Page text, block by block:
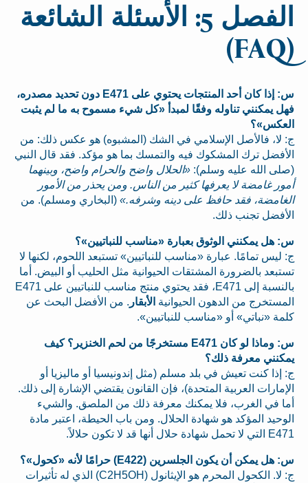
الفصل 5: الأسئلة الشائعة
(FAQ)
س: إذا كان أحد المنتجات يحتوي على E471 دون تحديد مصدره،
فهل يمكنني تناوله وفقًا لمبدأ «كل شيء مسموح به ما لم يثبت
العكس»؟
ج: لا، فالأصل الإسلامي في الشك (المشبوه) هو عكس ذلك: من
الأفضل ترك المشكوك فيه والتمسك بما هو مؤكد. فقد قال النبي
(صلى الله عليه وسلم): «الحلال واضح والحرام واضح، وبينهما
أمور غامضة لا يعرفها كثير من الناس. ومن يحذر من الأمور
الغامضة، فقد حافظ على دينه وشرفه.» (البخاري ومسلم). من
الأفضل تجنب ذلك.
س: هل يمكنني الوثوق بعبارة «مناسب للنباتيين»؟
ج: ليس تمامًا. عبارة «مناسب للنباتيين» تستبعد اللحوم، لكنها لا
تستبعد بالضرورة المشتقات الحيوانية مثل الحليب أو البيض. أما
بالنسبة إلى E471، فقد يحتوي منتج مناسب للنباتيين على E471
المستخرج من الدهون الحيوانية الأبقار . من الأفضل البحث عن
كلمة «نباتي» أو «مناسب للنباتيين».
س: وماذا لو كان E471 مستخرجًا من لحم الخنزير؟ كيف
يمكنني معرفة ذلك؟
ج: إذا كنت تعيش في بلد مسلم (مثل إندونيسيا أو ماليزيا أو
الإمارات العربية المتحدة)، فإن القانون يقتضي الإشارة إلى ذلك.
أما في الغرب، فلا يمكنك معرفة ذلك من الملصق. والشيء
الوحيد المؤكد هو شهادة الحلال. ومن باب الحيطة، اعتبر مادة
E471 التي لا تحمل شهادة حلال أنها قد لا تكون حلالاً.
س: هل يمكن أن يكون الجلسرين (E422) حرامًا لأنه «كحول»؟
ج: لا. الكحول المحرم هو الإيثانول (C2H5OH) الذي له تأثيرات